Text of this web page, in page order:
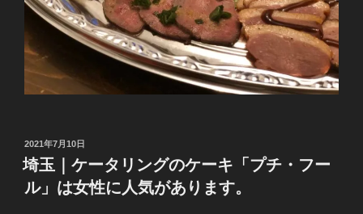
投
稿
日:
2021年7月10日
埼玉｜ケータリングのケーキ「プチ・フー
ル」は女性に人気があります。